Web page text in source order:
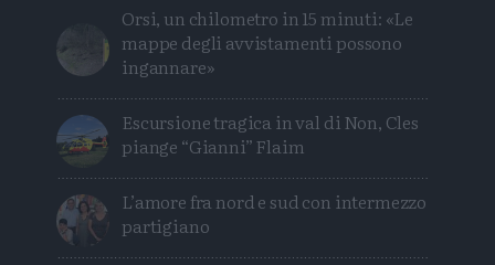
Orsi, un chilometro in 15 minuti: «Le
mappe degli avvistamenti possono
ingannare»
Escursione tragica in val di Non, Cles
piange “Gianni” Flaim
L’amore fra nord e sud con intermezzo
partigiano